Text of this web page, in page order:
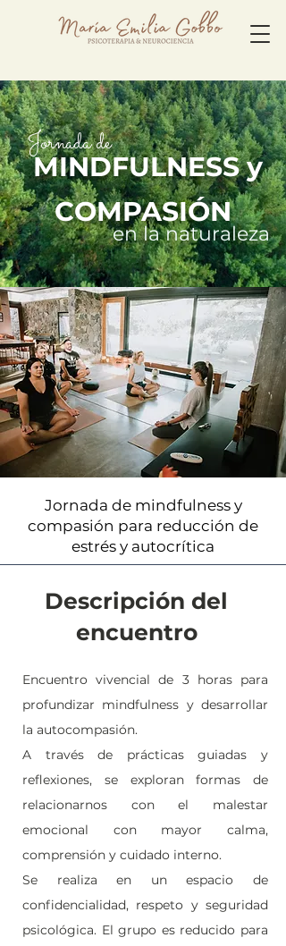
Jornada de
MINDFULNESS y
COMPASIÓN
en la naturaleza
Jornada de mindfulness y
compasión para reducción de
estrés y autocrítica
Descripción del
encuentro
Encuentro vivencial de 3 horas para
profundizar mindfulness y desarrollar
la autocompasión.
A través de prácticas guiadas y
reflexiones, se exploran formas de
relacionarnos con el malestar
emocional con mayor calma,
comprensión y cuidado interno.
Se realiza en un espacio de
confidencialidad, respeto y seguridad
psicológica. El grupo es reducido para